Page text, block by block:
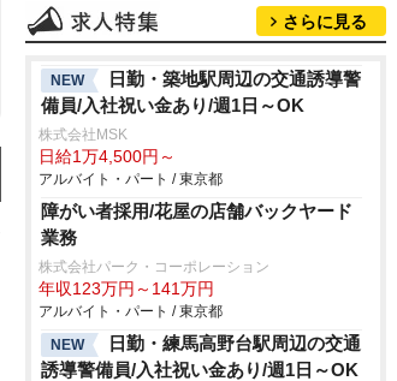
さらに見る
NEW
日勤・築地駅周辺の交通誘導警
備員/入社祝い金あり/週1日～OK
株式会社MSK
日給1万4,500円～
アルバイト・パート / 東京都
障がい者採用/花屋の店舗バックヤード
業務
株式会社パーク・コーポレーション
年収123万円～141万円
アルバイト・パート / 東京都
NEW
日勤・練馬高野台駅周辺の交通
誘導警備員/入社祝い金あり/週1日～OK